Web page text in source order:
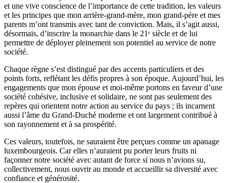
et une vive conscience de l’importance de cette tradition, les valeurs
et les principes que mon arrière-grand-mère, mon grand-père et mes
parents m’ont transmis avec tant de conviction. Mais, il s’agit aussi,
désormais, d’inscrire la monarchie dans le 21ᵉ siècle et de lui
permettre de déployer pleinement son potentiel au service de notre
société.
Chaque règne s’est distingué par des accents particuliers et des
points forts, reflétant les défis propres à son époque. Aujourd’hui, les
engagements que mon épouse et moi-même portons en faveur d’une
société cohésive, inclusive et solidaire, ne sont pas seulement des
repères qui orientent notre action au service du pays ; ils incarnent
aussi l’âme du Grand-Duché moderne et ont largement contribué à
son rayonnement et à sa prospérité.
Ces valeurs, toutefois, ne sauraient être perçues comme un apanage
luxembourgeois. Car elles n’auraient pu porter leurs fruits ni
façonner notre société avec autant de force si nous n’avions su,
collectivement, nous ouvrir au monde et accueillir sa diversité avec
confiance et générosité.